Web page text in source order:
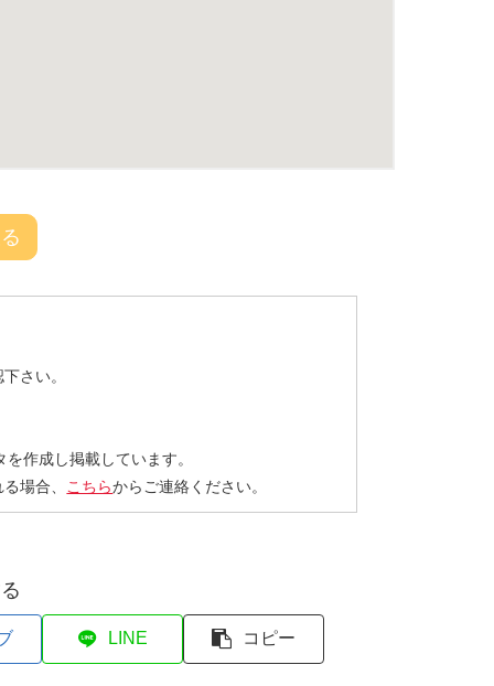
さい。
作成し掲載しています。
場合、 こちらからご連絡ください。
LINE コピー